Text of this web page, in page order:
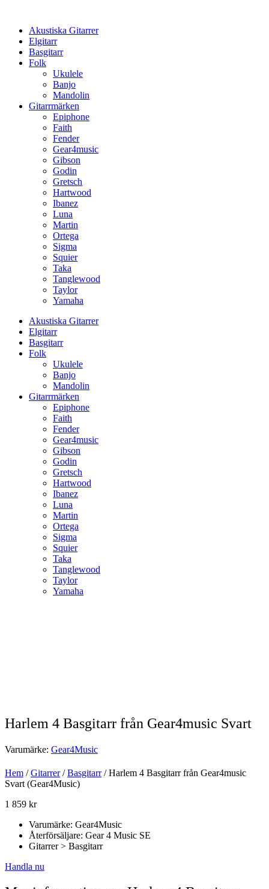
innehållAkustiska Gitarrer
Elgitarr
Basgitarr
Folk
Ukulele
Banjo
Mandolin
Gitarrmärken
Epiphone
Faith
Fender
Gear4music
Gibson
Godin
Gretsch
Hartwood
Ibanez
Luna
Martin
Ortega
Sigma
Squier
Taka
Tanglewood
Taylor
Yamaha
Akustiska Gitarrer
Elgitarr
Basgitarr
Folk
Ukulele
Banjo
Mandolin
Gitarrmärken
Epiphone
Faith
Fender
Gear4music
Gibson
Godin
Gretsch
Hartwood
Ibanez
Luna
Martin
Ortega
Sigma
Squier
Taka
Tanglewood
Taylor
Yamaha
Harlem 4 Basgitarr från Gear4music Svart
Varumärke: Gear4Music
Hem /Gitarrer/Basgitarr/ Harlem 4 Basgitarr från Gear4music
Svart (Gear4Music)
1 859 kr
Varumärke: Gear4Music
Återförsäljare: Gear 4 Music SE
Gitarrer > Basgitarr
Handla nu